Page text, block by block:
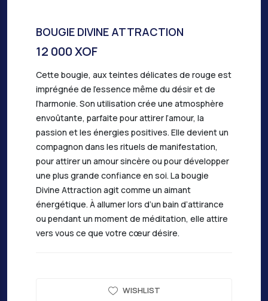
BOUGIE DIVINE ATTRACTION
12 000 XOF
Cette bougie, aux teintes délicates de rouge est
imprégnée de l’essence même du désir et de
l’harmonie. Son utilisation crée une atmosphère
envoûtante, parfaite pour attirer l’amour, la
passion et les énergies positives. Elle devient un
compagnon dans les rituels de manifestation,
pour attirer un amour sincère ou pour développer
une plus grande confiance en soi. La bougie
Divine Attraction agit comme un aimant
énergétique. À allumer lors d’un bain d’attirance
ou pendant un moment de méditation, elle attire
vers vous ce que votre cœur désire.
WISHLIST